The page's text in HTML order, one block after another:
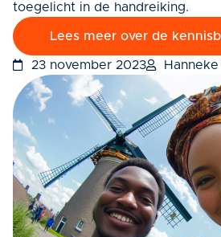
toegelicht in de handreiking.
Lees meer over de
23 november 2023